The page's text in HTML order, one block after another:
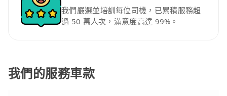
我們嚴選並培訓每位司機，已累積服務超
過 50 萬人次，滿意度高達 99%。
我們的服務車款